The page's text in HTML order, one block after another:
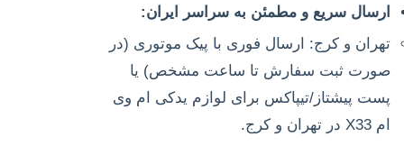
ارسال سریع و مطمئن به سراسر ایران:
تهران و کرج: ارسال فوری با پیک موتوری (در
صورت ثبت سفارش تا ساعت مشخص) یا
پست پیشتاز/تیپاکس برای لوازم یدکی ام وی
ام X33 در تهران و کرج.